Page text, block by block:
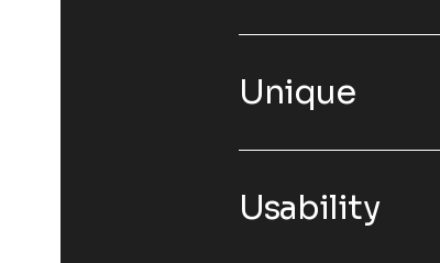
Unique
Usability